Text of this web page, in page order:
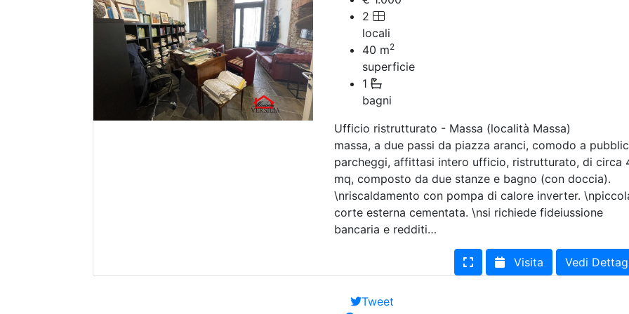
2
locali
40 m2
superficie
1
bagni
Ufficio ristrutturato - Massa (località Massa)
massa, a due passi da piazza aranci, comodo a
parcheggi, affittasi intero ufficio, ristrutturato, di circa
mq, composto da due stanze e bagno (con doccia).
\nriscaldamento con pompa di calore inverter.
corte esterna cementata. \nsi richiede fideiussione
bancaria e redditi…
Visita Vedi
Tweet